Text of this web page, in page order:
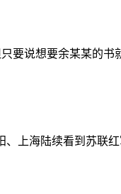
要说想要余某某的书
上海陆续看到苏联